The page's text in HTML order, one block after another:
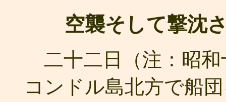
空襲そして撃沈
二十二日（注：昭和
コンドル島北方で船